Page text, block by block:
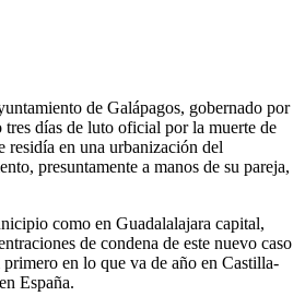
de Galápagos, gobernado por
tres días de luto oficial por la muerte de
residía en una urbanización del
presuntamente a manos de su pareja,
como en Guadalalajara capital,
de condena de este nuevo caso
en lo que va de año en Castilla-
España.